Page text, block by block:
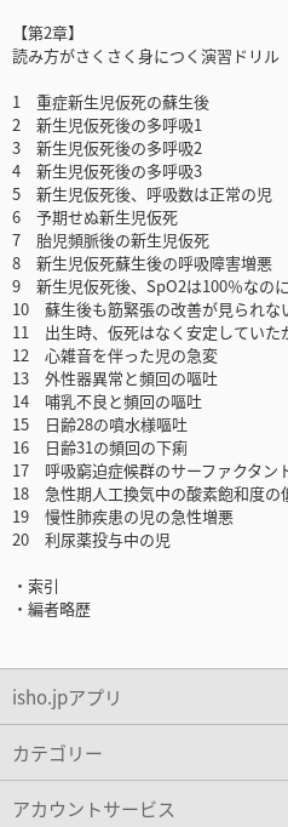
【第2章】
読み方がさくさく身につく演習ドリル
1 重症新生児仮死の蘇生後
2 新生児仮死後の多呼吸1
3 新生児仮死後の多呼吸2
4 新生児仮死後の多呼吸3
5 新生児仮死後、呼吸数は正常の児
6 予期せぬ新生児仮死
7 胎児頻脈後の新生児仮死
8 新生児仮死蘇生後の呼吸障害増悪
9 新生児仮死後、SpO2は100％なの
10 蘇生後も筋緊張の改善が見られな
11 出生時、仮死はなく安定していた
12 心雑音を伴った児の急変
13 外性器異常と頻回の嘔吐
14 哺乳不良と頻回の嘔吐
15 日齢28の噴水様嘔吐
16 日齢31の頻回の下痢
17 呼吸窮迫症候群のサーファクタン
18 急性期人工換気中の酸素飽和度の
19 慢性肺疾患の児の急性増悪
20 利尿薬投与中の児
・索引
・編者略歴
isho.jpアプリ
カテゴリー
アカウントサービス